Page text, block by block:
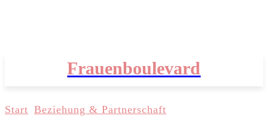
Frauenboulevard
Start Beziehung & Partnerschaft